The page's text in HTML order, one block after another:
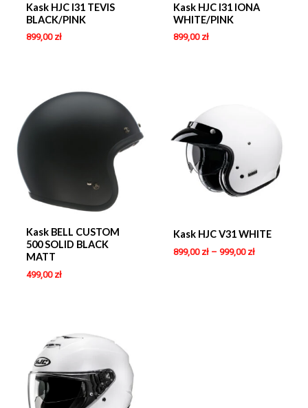
Kask HJC I31 TEVIS
BLACK/PINK
899,00 zł
Kask HJC I31 IONA
WHITE/PINK
899,00 zł
Kask BELL CUSTOM
500 SOLID BLACK
MATT
499,00 zł
Kask HJC V31 WHITE
899,00 zł– 999,00 zł